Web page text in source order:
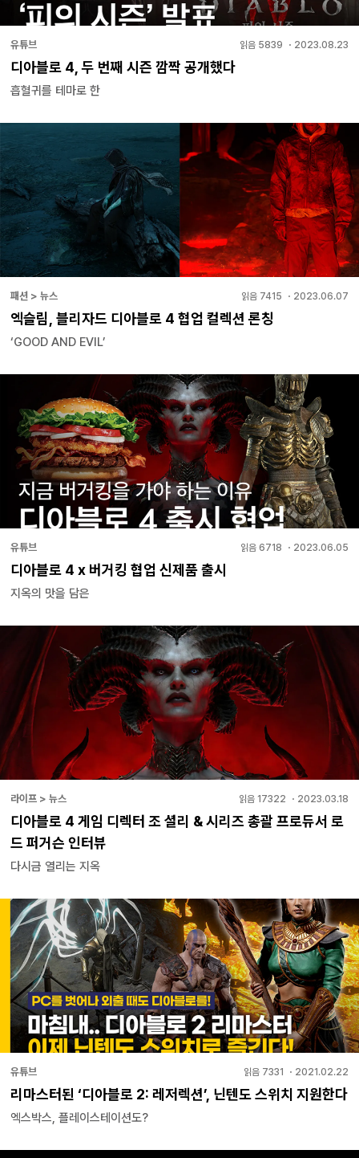
유튜브 읽음 5839 ・ 2023.08.23
디아블로 4, 두 번째 시즌 깜짝 공개했다
흡혈귀를 테마로 한
패션 > 뉴스 읽음 7415 ・ 2023.06.07
엑슬림, 블리자드 디아블로 4 협업 컬렉션 론칭
‘GOOD AND EVIL’
유튜브 읽음 6718 ・ 2023.06.05
디아블로 4 x 버거킹 협업 신제품 출시
지옥의 맛을 담은
라이프 > 뉴스 읽음 17322 ・ 2023.03.18
디아블로 4 게임 디렉터 조 셜리 & 시리즈 총괄 프로듀서 로
드 퍼거슨 인터뷰
다시금 열리는 지옥
유튜브 읽음 7331 ・ 2021.02.22
리마스터된 ‘디아블로 2: 레저렉션’, 닌텐도 스위치 지원한다
엑스박스, 플레이스테이션도?